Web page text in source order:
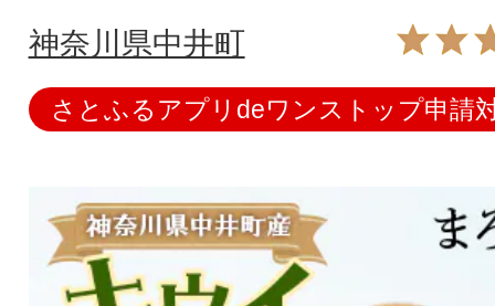
神奈川県中井町
さとふるアプリdeワンストップ申請